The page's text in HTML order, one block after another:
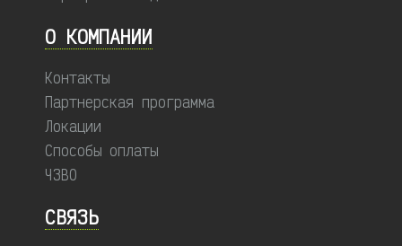
О КОМПАНИИ
Контакты
Партнерская программа
Локации
Способы оплаты
ЧЗВО
СВЯЗЬ